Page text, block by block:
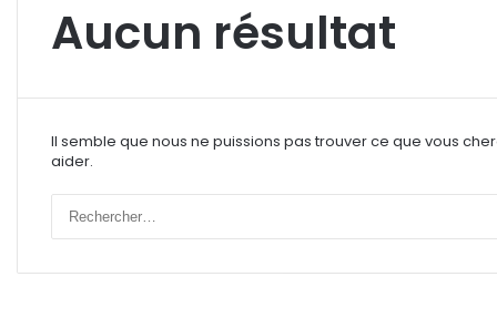
Aucun résultat
Il semble que nous ne puissions pas trouver ce que vous
aider.